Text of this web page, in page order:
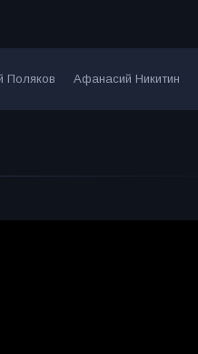
Поляков Афанасий Никитин